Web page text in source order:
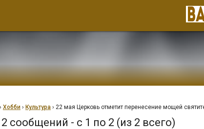
› Хобби › Культура › 22 мая Церковь отметит перенесение мощей
сообщений - с 1 по 2 (из 2 всего)